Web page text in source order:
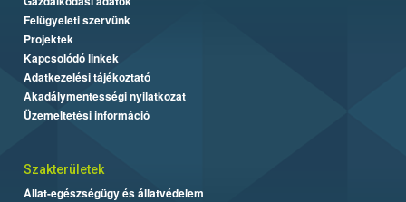
Felügyeleti szervünk
Projektek
Kapcsolódó linkek
Adatkezelési tájékoztató
Akadálymentességi nyilatkozat
Üzemeltetési információ
Szakterületek
Állat-egészségügy és állatvédelem